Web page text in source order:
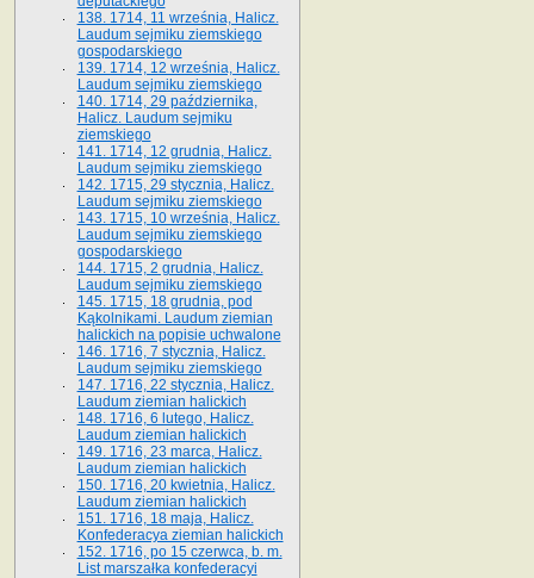
138. 1714, 11 września, Halicz.
Laudum sejmiku ziemskiego
gospodarskiego
139. 1714, 12 września, Halicz.
Laudum sejmiku ziemskiego
140. 1714, 29 października,
Halicz. Laudum sejmiku
ziemskiego
141. 1714, 12 grudnia, Halicz.
Laudum sejmiku ziemskiego
142. 1715, 29 stycznia, Halicz.
Laudum sejmiku ziemskiego
143. 1715, 10 września, Halicz.
Laudum sejmiku ziemskiego
gospodarskiego
144. 1715, 2 grudnia, Halicz.
Laudum sejmiku ziemskiego
145. 1715, 18 grudnia, pod
Kąkolnikami. Laudum ziemian
halickich na popisie uchwalone
146. 1716, 7 stycznia, Halicz.
Laudum sejmiku ziemskiego
147. 1716, 22 stycznia, Halicz.
Laudum ziemian halickich
148. 1716, 6 lutego, Halicz.
Laudum ziemian halickich
149. 1716, 23 marca, Halicz.
Laudum ziemian halickich
150. 1716, 20 kwietnia, Halicz.
Laudum ziemian halickich
151. 1716, 18 maja, Halicz.
Konfederacya ziemian halickich
152. 1716, po 15 czerwca, b. m.
List marszałka konfederacyi